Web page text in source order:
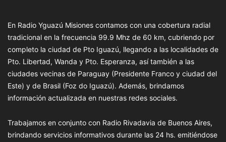
En Radio Yguazú Misiones contamos con una cobertura radial
tradicional en la frecuencia 99.9 Mhz de 60 km, cubriendo por
completo la ciudad de Pto Iguazú, llegando a las localidades de
Pto. Libertad, Wanda y Pto. Esperanza, así también a las
ciudades vecinas de Paraguay (Presidente Franco y ciudad del
Este) y de Brasil (Foz do Iguazú). Además, brindamos
información actualizada en nuestras redes sociales.
Trabajamos en conjunto con Radio Rivadavia de Buenos Aires,
brindando servicios informativos durante las 24 hs. emitiéndose